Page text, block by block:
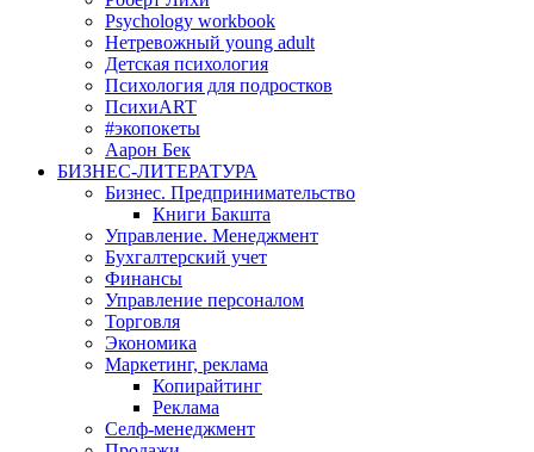
Psychology workbook
Нетревожный young adult
Детская психология
Психология для подростков
ПсихиART
#экопокеты
Аарон Бек
БИЗНЕС-ЛИТЕРАТУРА
Бизнес. Предпринимательство
Книги Бакшта
Управление. Менеджмент
Бухгалтерский учет
Финансы
Управление персоналом
Торговля
Экономика
Маркетинг, реклама
Копирайтинг
Реклама
Селф-менеджмент